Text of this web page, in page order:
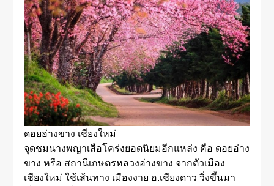
ดอยอ่างขาง เชียงใหม่
จุดชมนางพญาเสือโคร่งยอดนิยมอีกแหล่ง คือ ดอยอ่าง
ขาง หรือ สถานีเกษตรหลวงอ่างขาง จากตัวเมือง
เชียงใหม่ ใช้เส้นทาง เมืองงาย อ.เชียงดาว วิ่งขึ้นมา